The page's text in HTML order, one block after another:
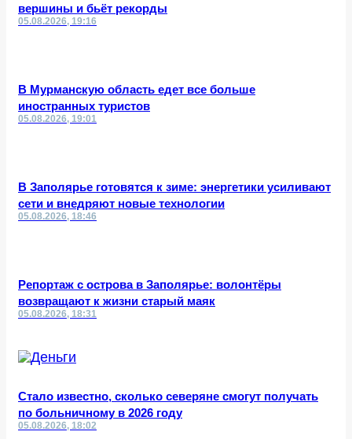
вершины и бьёт рекорды
05.08.2026, 19:16
В Мурманскую область едет все больше
иностранных туристов
05.08.2026, 19:01
В Заполярье готовятся к зиме: энергетики усиливают
сети и внедряют новые технологии
05.08.2026, 18:46
Репортаж с острова в Заполярье: волонтёры
возвращают к жизни старый маяк
05.08.2026, 18:31
Стало известно, сколько северяне смогут получать
по больничному в 2026 году
05.08.2026, 18:02